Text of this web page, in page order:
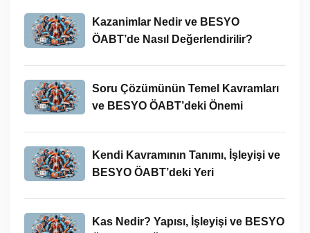
Kazanimlar Nedir ve BESYO
ÖABT’de Nasıl Değerlendirilir?
Soru Çözümünün Temel Kavramları
ve BESYO ÖABT’deki Önemi
Kendi Kavramının Tanımı, İşleyişi ve
BESYO ÖABT’deki Yeri
Kas Nedir? Yapısı, İşleyişi ve BESYO